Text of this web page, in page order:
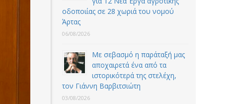
οδοποιίας σε 28 χωριά του νομού
Άρτας
06/08/2026
Με σεβασμό η παράταξή μας
αποχαιρετά ένα από τα
ιστορικότερά της στελέχη,
τον Γιάννη Βαρβιτσιώτη
03/08/2026